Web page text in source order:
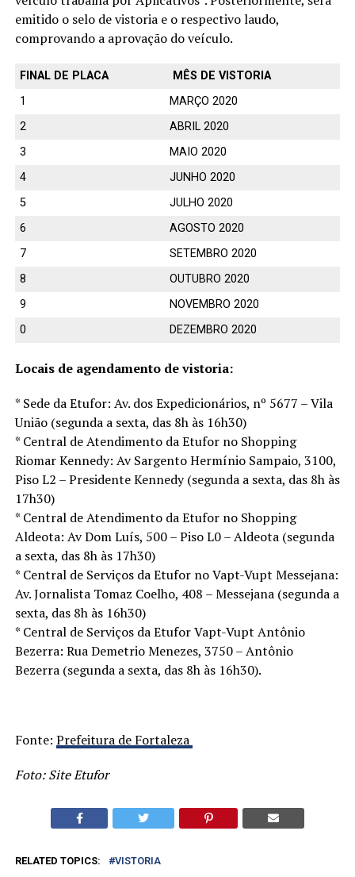
emitido o selo de vistoria e o respectivo laudo,
comprovando a aprovação do veículo.
FINAL DE PLACA
MÊS DE VISTORIA
1
MARÇO 2020
2
ABRIL 2020
3
MAIO 2020
4
JUNHO 2020
5
JULHO 2020
6
AGOSTO 2020
7
SETEMBRO 2020
8
OUTUBRO 2020
9
NOVEMBRO 2020
0
DEZEMBRO 2020
Locais de agendamento de vistoria:
* Sede da Etufor: Av. dos Expedicionários, nº 5677 – Vila
União (segunda a sexta, das 8h às 16h30)
* Central de Atendimento da Etufor no Shopping
Riomar Kennedy: Av Sargento Hermínio Sampaio, 3100,
Piso L2 – Presidente Kennedy (segunda a sexta, das 8h às
17h30)
* Central de Atendimento da Etufor no Shopping
Aldeota: Av Dom Luís, 500 – Piso L0 – Aldeota (segunda
a sexta, das 8h às 17h30)
* Central de Serviços da Etufor no Vapt-Vupt Messejana:
Av. Jornalista Tomaz Coelho, 408 – Messejana (segunda a
sexta, das 8h às 16h30)
* Central de Serviços da Etufor Vapt-Vupt Antônio
Bezerra: Rua Demetrio Menezes, 3750 – Antônio
Bezerra (segunda a sexta, das 8h às 16h30).
Fonte: Prefeitura de Fortaleza
Foto: Site Etufor
RELATED TOPICS: VISTORIA